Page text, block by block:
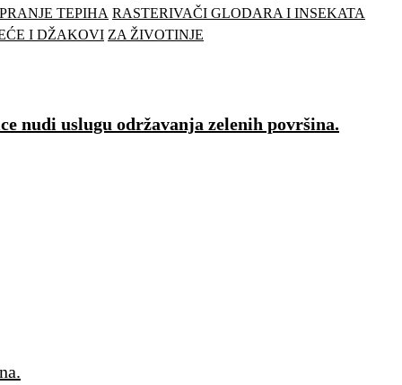
PRANJE TEPIHA RASTERIVAČI GLODARA I INSEKATA
I DŽAKOVI ZA ŽIVOTINJE
nudi uslugu održavanja zelenih površina.